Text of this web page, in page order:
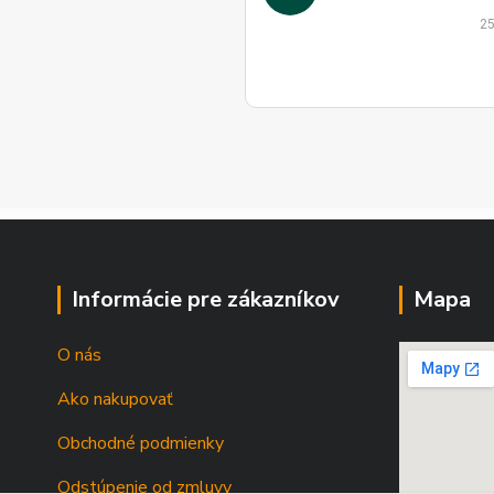
Informácie pre zákazníkov
O nás
Ako nakupovať
Obchodné podmienky
Odstúpenie od zmluvy
Mapa